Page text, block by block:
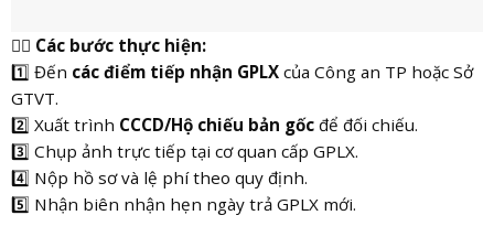
👮‍♂️ Các bước thực hiện:
1️⃣ Đến các điểm tiếp nhận GPLXcủa Công an TP hoặc Sở
GTVT.
2️⃣ Xuất trình CCCD/Hộ chiếu bản gốcđể đối chiếu.
3️⃣ Chụp ảnh trực tiếp tại cơ quan cấp GPLX.
4️⃣ Nộp hồ sơ và lệ phí theo quy định.
5️⃣ Nhận biên nhận hẹn ngày trả GPLX mới.